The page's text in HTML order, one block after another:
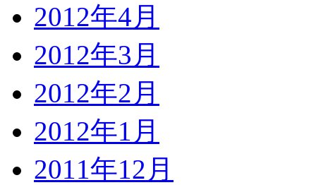
2012年4月
2012年3月
2012年2月
2012年1月
2011年12月